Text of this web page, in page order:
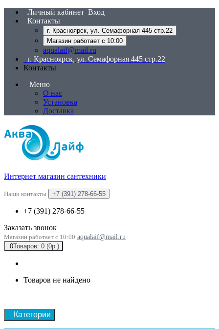
Личный кабинет Вход
Контакты
г. Красноярск, ул. Семафорная 445 стр.22
Магазин работает с 10:00
aqualaif@mail.ru
г. Красноярск, ул. Семафорная 445 стр.22
Контакты
Меню
О нас
Установка
Доставка
Интернет магазин сантехники
Наши контакты +7 (391) 278-66-55
+7 (391) 278-66-55
Заказать звонок
Магазин работает с 10:00 aqualaif@mail.ru
0Товаров: 0 (0р.)
Товаров не найдено
Категории